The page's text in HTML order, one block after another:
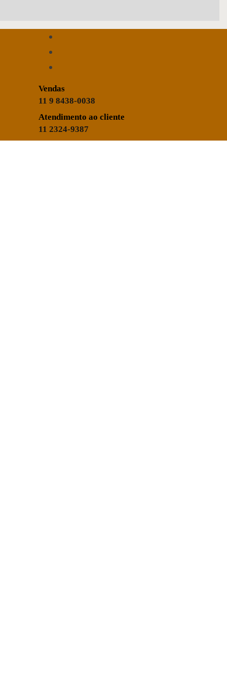
Vendas
11 9 8438-0038
Atendimento ao cliente
11 2324-9387